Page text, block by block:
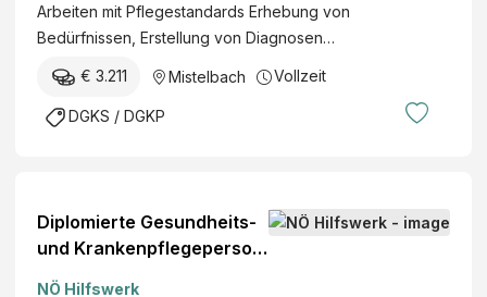
Arbeiten mit Pflegestandards Erhebung von
Bedürfnissen, Erstellung von Diagnosen…
€ 3.211 Mistelbach Vollzeit
DGKS / DGKP
Diplomierte Gesundheits-
und Krankenpflegeperson
(w/m/d)
NÖ Hilfswerk